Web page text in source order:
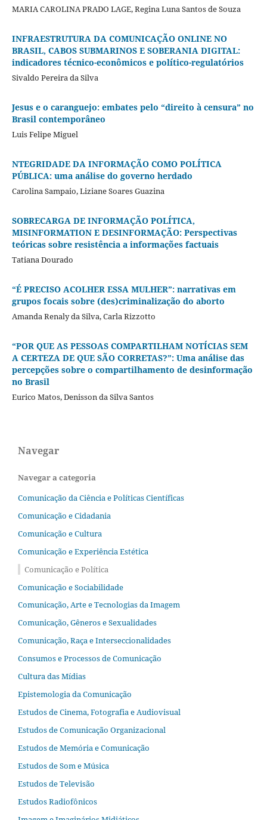
MARIA CAROLINA PRADO LAGE, Regina Luna Santos de Souza
INFRAESTRUTURA DA COMUNICAÇÃO ONLINE NO
BRASIL, CABOS SUBMARINOS E SOBERANIA DIGITAL:
indicadores técnico-econômicos e político-regulatórios
Sivaldo Pereira da Silva
Jesus e o caranguejo: embates pelo “direito à censura” no
Brasil contemporâneo
Luis Felipe Miguel
NTEGRIDADE DA INFORMAÇÃO COMO POLÍTICA
PÚBLICA: uma análise do governo herdado
Carolina Sampaio, Liziane Soares Guazina
SOBRECARGA DE INFORMAÇÃO POLÍTICA,
MISINFORMATION E DESINFORMAÇÃO: Perspectivas
teóricas sobre resistência a informações factuais
Tatiana Dourado
“É PRECISO ACOLHER ESSA MULHER”: narrativas em
grupos focais sobre (des)criminalização do aborto
Amanda Renaly da Silva, Carla Rizzotto
“POR QUE AS PESSOAS COMPARTILHAM NOTÍCIAS SEM
A CERTEZA DE QUE SÃO CORRETAS?”: Uma análise das
percepções sobre o compartilhamento de desinformação
no Brasil
Eurico Matos, Denisson da Silva Santos
Navegar
Navegar a categoria
Comunicação da Ciência e Políticas Científicas
Comunicação e Cidadania
Comunicação e Cultura
Comunicação e Experiência Estética
Comunicação e Política
Comunicação e Sociabilidade
Comunicação, Arte e Tecnologias da Imagem
Comunicação, Gêneros e Sexualidades
Comunicação, Raça e Interseccionalidades
Consumos e Processos de Comunicação
Cultura das Mídias
Epistemologia da Comunicação
Estudos de Cinema, Fotografia e Audiovisual
Estudos de Comunicação Organizacional
Estudos de Memória e Comunicação
Estudos de Som e Música
Estudos de Televisão
Estudos Radiofônicos